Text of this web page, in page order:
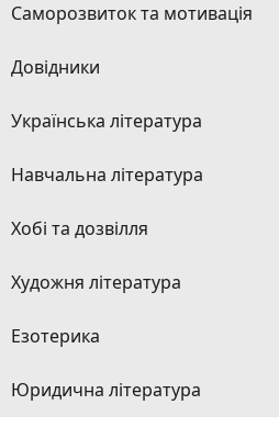
Саморозвиток та мотивація
Довідники
Українська література
Навчальна література
Хобі та дозвілля
Художня література
Езотерика
Юридична література